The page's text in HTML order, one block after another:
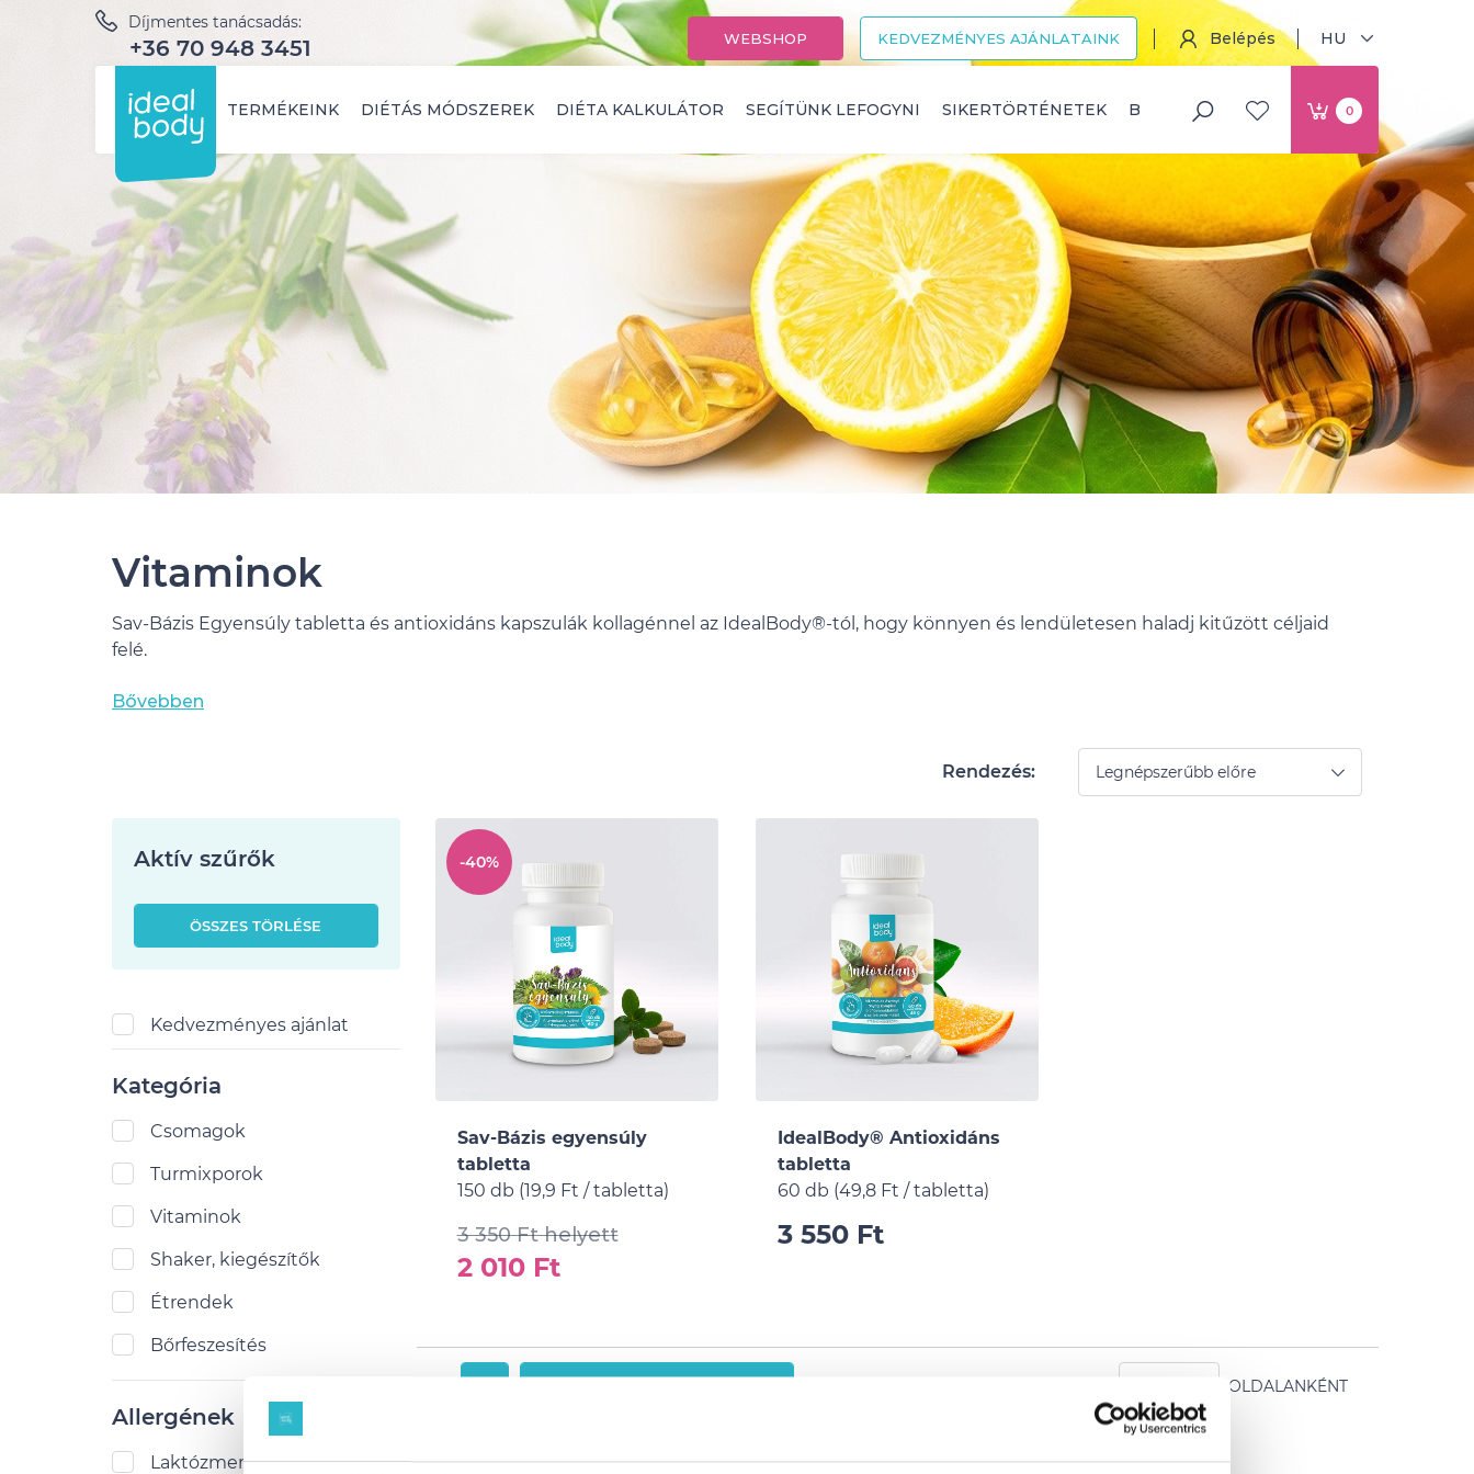
Díjmentes tanácsadás:
+36 70 948 3451 WEBSHOP KEDVEZMÉNYES AJÁNLATAINK Belépés HU
TERMÉKEINK DIÉTÁS MÓDSZEREK DIÉTA KALKULÁTOR SEGÍTÜNK LEFOGYNI SIKERTÖRTÉNETEK BLOG 0
Vitaminok
Sav-Bázis Egyensúly tabletta és antioxidáns kapszulák kollagénnel az IdealBody®-tól, hogy könnyen és lendületesen haladj kitűzött céljaid
felé.
Bővebben
Rendezés:
Aktív szűrők
ÖSSZES TÖRLÉSE
Kedvezményes ajánlat
Kategória
Csomagok
Turmixporok
Vitaminok
Shaker, kiegészítők
Étrendek
Bőrfeszesítés
Allergének
Laktózmentes
-40%
Sav-Bázis egyensúly
tabletta
150 db (19,9 Ft / tabletta)
3 350 Ft helyett
2 010 Ft
IdealBody® Antioxidáns
tabletta
60 db (49,8 Ft / tabletta)
3 550 Ft
OLDALANKÉNT